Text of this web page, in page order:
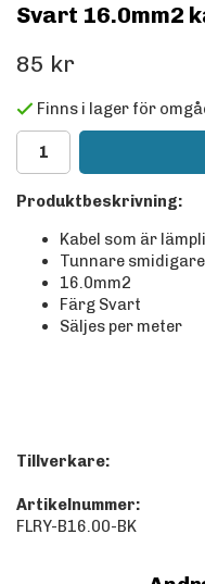
Svart 16.0mm2
85 kr
Finns i lager för
Produktbeskrivning:
Kabel som är
Tunnare
16.0mm2
Färg Svart
Säljes per meter
Tillverkare:
Artikelnummer:
FLRY-B16.00-BK